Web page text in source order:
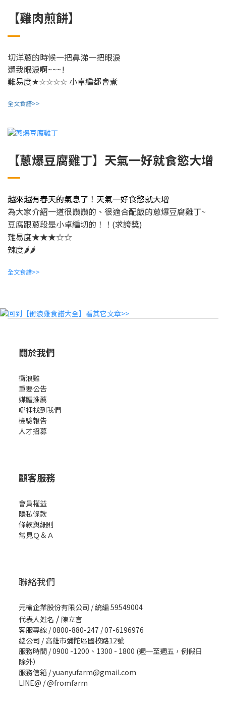
【雞肉煎餅】
切洋蔥的時候一把鼻涕一把眼淚
還我眼淚啊~~~!
難易度★☆☆☆☆ 小卓編都會煮
全文食譜>>
【蔥爆豆腐雞丁】天氣一好就食慾大增
越來越有春天的氣息了！天氣一好食慾就大增
為大家介紹一道很讚讚的、 很適合配飯的蔥爆豆腐雞丁~
豆腐跟蔥段是小卓編切的！！(求誇獎)
難易度★★★☆☆
辣度🌶🌶
全文食譜>>
關於我們
衝浪雞
重要公告
媒體推薦
哪裡找到我們
檢驗報告
人才招募
顧客服務
會員權益
隱私條款
條款與細則
常見Ｑ＆Ａ
聯絡我們
元榆企業股份有限公司 / 統編 59549004
代表人姓名 / 陳立言
客服專線 / 0800-880-247 / 07-6196976
總公司 / 高雄市彌陀區國校路12號
服務時間 / 0900 -1200、1300 - 1800 (週一至週五，例假日
除外）
服務信箱 / yuanyufarm@gmail.com
LINE@ /@fromfarm